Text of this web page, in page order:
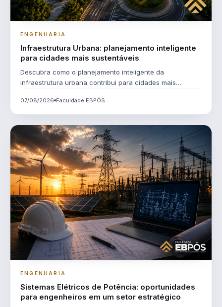
ENGENHARIA
Infraestrutura Urbana: planejamento inteligente
para cidades mais sustentáveis
Descubra como o planejamento inteligente da
infraestrutura urbana contribui para cidades mais
do futuro.
07/08/2026 Faculdade EBPÓS
ENGENHARIA
Sistemas Elétricos de Potência: oportunidades
para engenheiros em um setor estratégico